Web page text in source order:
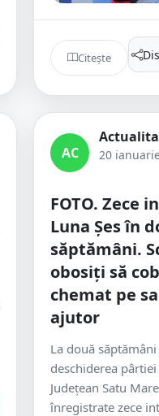
Citește
AC 20
FOTO. Zece
Luna Șes în
săptămâni.
obosiți să
chemat pe
ajutor
La două
deschiderea
Județean Satu
înregistrate zece